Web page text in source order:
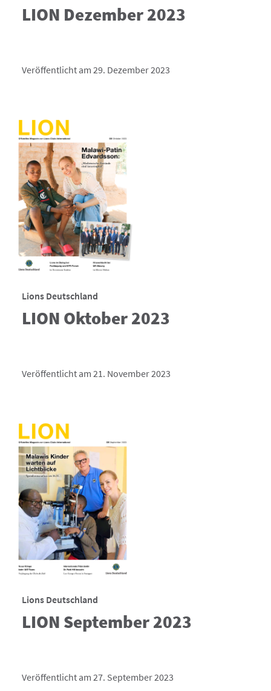
LION Dezember 2023
Veröffentlicht am 29. Dezember 2023
Lions Deutschland
LION Oktober 2023
Veröffentlicht am 21. November 2023
Lions Deutschland
LION September 2023
Veröffentlicht am 27. September 2023